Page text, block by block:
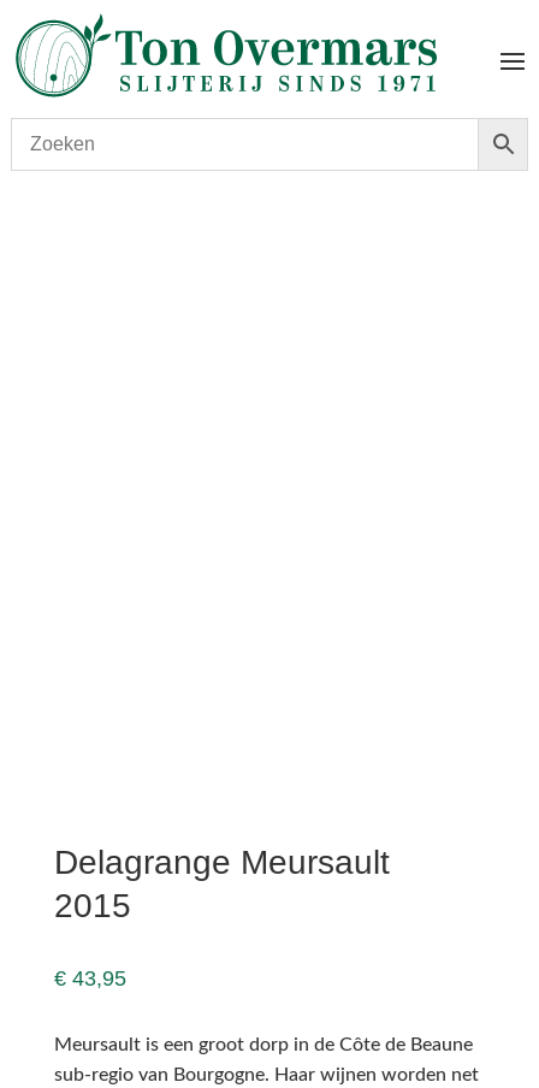
Delagrange Meursault
2015
€43,95
Meursault is een groot dorp in de Côte de Beaune
sub-regio van Bourgogne. Haar wijnen worden net